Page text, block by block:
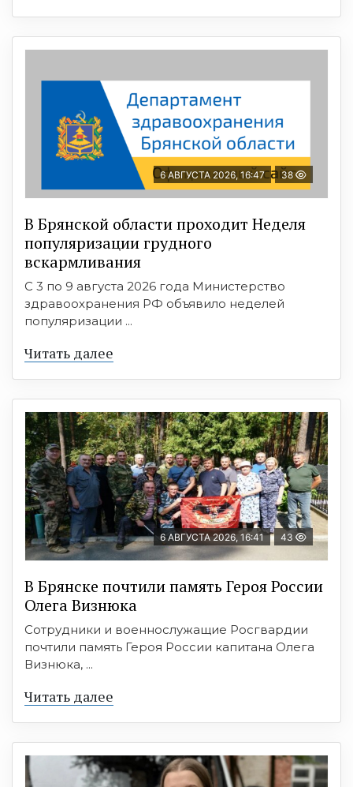
6 АВГУСТА 2026, 16:47 38
В Брянской области проходит Неделя
популяризации грудного
вскармливания
С 3 по 9 августа 2026 года Министерство
здравоохранения РФ объявило неделей
популяризации ...
Читать далее
6 АВГУСТА 2026, 16:41 43
В Брянске почтили память Героя России
Олега Визнюка
Сотрудники и военнослужащие Росгвардии
почтили память Героя России капитана Олега
Визнюка, ...
Читать далее